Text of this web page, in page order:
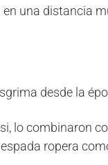
una distancia
desde la
lo combinaron
ropera